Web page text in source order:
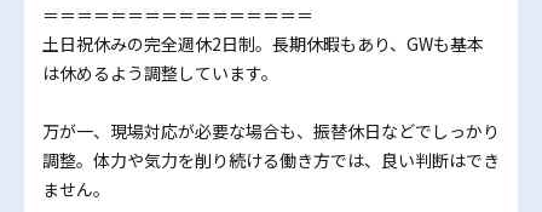
＝＝＝＝＝＝＝＝＝＝＝＝＝＝＝＝
土日祝休みの完全週休2日制。長期休暇もあり、GWも基本
は休めるよう調整しています。
万が一、現場対応が必要な場合も、振替休日などでしっかり
調整。体力や気力を削り続ける働き方では、良い判断はでき
ません。